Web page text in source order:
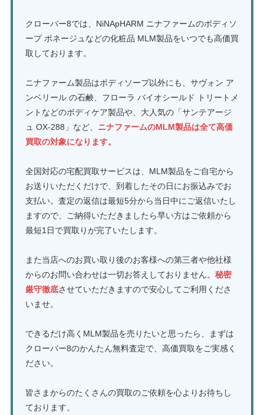
クローバー8では、NiNApHARM ニナファームのボディソ
ープ ポネージュなどの化粧品 MLM製品をいつでも高価買
取しております。
ニナファーム製品はボディソープ以外にも、サヴォン ア
ンベリール の石鹸、フローラ バイオシールド トリートメ
ントなどのボディケア製品や、大人気の「サンテアージ
ュ OX-288」など、 ニナファームのMLM製品は全て高価
買取の対象になります。
全国対応の宅配買取サービスは、MLM製品をご自宅から
お送りいただくだけで、到着したその日にお振込みでお
支払い。査定の返信は最短5分から当日中にご返信いたし
ますので、ご納得いただきましたら早い方はご依頼から
最短1日で買取りが完了いたします。
また当店へのお買い取り後のお客様への第三者や他社様
からのお問い合わせは一切お答えしておりません。 秘密
厳守徹底させていただきますので安心してご利用くださ
いませ。
できるだけ高くMLM製品を売りたいと思ったら、まずは
クローバー8のかんたん無料査定で、高価買取をご実感く
ださい。
皆さまからのたくさんの買取のご依頼を心よりお待ちし
ております。